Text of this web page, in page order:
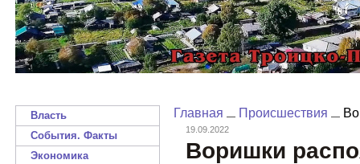
Власть
События. Факты
Экономика
Главная Происшествия
19.09.2022
Воришки